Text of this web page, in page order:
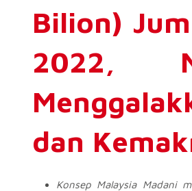
Bilion)
2022,
dan
Konsep Malaysia Madani